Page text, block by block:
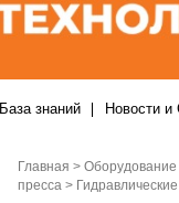
База знаний Новости и
Главная >
пресса >